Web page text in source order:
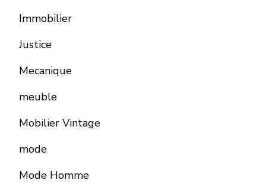
Immobilier
Justice
Mecanique
meuble
Mobilier Vintage
mode
Mode Homme